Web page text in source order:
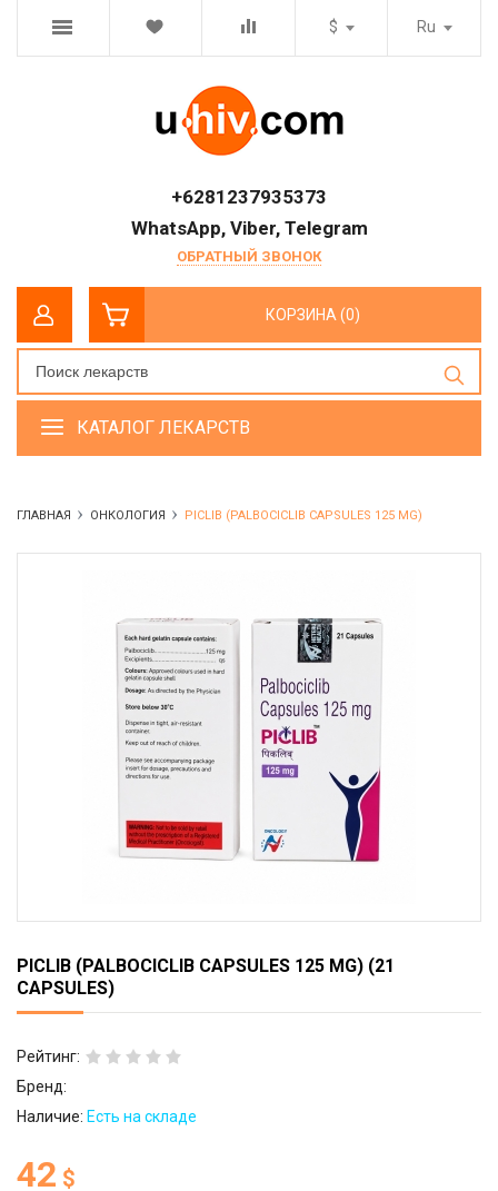
Ru
$
+6281237935373
WhatsApp, Viber, Telegram
ОБРАТНЫЙ ЗВОНОК
КОРЗИНА (0)
КАТАЛОГ ЛЕКАРСТВ
ГЛАВНАЯ ОНКОЛОГИЯ PICLIB (PALBOCICLIB CAPSULES 125 MG)
PICLIB (PALBOCICLIB CAPSULES 125 MG) (21
CAPSULES)
Рейтинг:
Бренд:
Наличие: Есть на складе
42 $